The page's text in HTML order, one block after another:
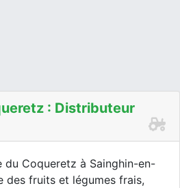
: Distributeur
du Coqueretz à Sainghin-en-
des fruits et légumes frais,